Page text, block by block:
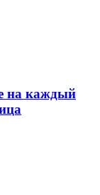
на каждый